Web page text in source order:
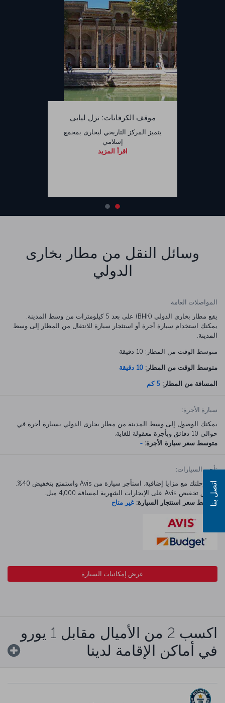
موقف الكرفانات: نزل ليابي
يتميز المركز التاريخي لبخارى بمجمع
إسلامي
اقرأ المزيد
وسائل النقل من مطار بخارى
الدولي
المواصلات العامة
يقع مطار بخارى الدولي (BHK) على بعد 5 كيلومترات من وسط المدينة.
يمكنك استخدام سيارة أجرة أو استئجار سيارة للانتقال من المطار إلى وسط
المدينة.
متوسط الوقت من المطار: 10 دقيقة
متوسط الوقت من المطار: 10 دقيقة
المسافة من المطار: 5 كم
سيارة الأجرة:
يمكنك الوصول إلى وسط المدينة من مطار بخارى الدولي بسيارة أجرة في
حوالي 10 دقائق وبأجرة معقولة للغاية.
متوسط سعر سيارة الأجرة: -
تأجير السيارات:
ابدأ رحلتك مع مزايا إضافية. استأجر سيارة من Avis واستمتع بتخفيض 40%.
ينطبق تخفيض Avis على الإيجارات الشهرية لمسافة 4,000 ميل.
متوسط سعر استئجار السيارة: غير متاح
عرض إمكانيات السيارة
اكسب 2 من الأميال مقابل 1 يورو
في أماكن الإقامة لدينا
اتصل بنا